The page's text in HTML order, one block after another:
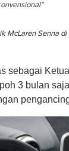
McLaren Senna
sebagai
3 bulan